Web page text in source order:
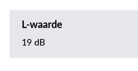
L-waarde
19 dB